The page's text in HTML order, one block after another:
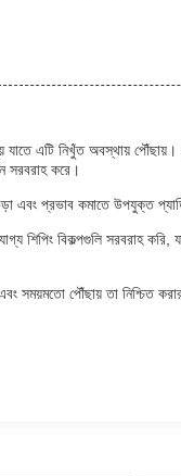
যাতে এটি নিখুঁত অবস্থায়
সরবরাহ করে।
এবং প্রভাব কমাতে উপযুক্ত
শিপিং বিকল্পগুলি সরবরাহ করি,
সময়মতো পৌঁছায় তা নিশ্চিত